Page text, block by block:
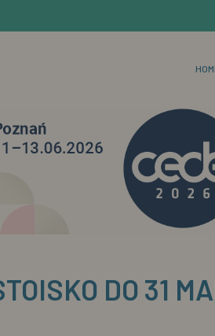
DO 31